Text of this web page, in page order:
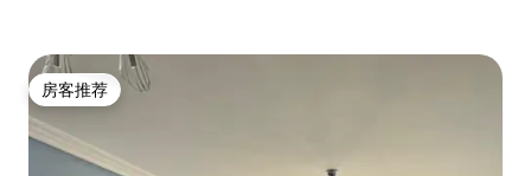
房客推荐
房客推荐